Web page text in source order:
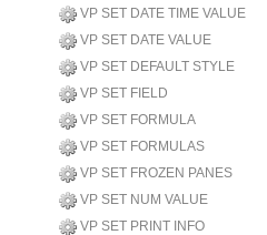
VP SET DATE TIME VALUE
VP SET DATE VALUE
VP SET DEFAULT STYLE
VP SET FIELD
VP SET FORMULA
VP SET FORMULAS
VP SET FROZEN PANES
VP SET NUM VALUE
VP SET PRINT INFO